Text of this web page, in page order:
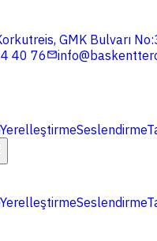
GMK Bulvarı
40 76mail
YerelleştirmeSeslendirme
YerelleştirmeSeslendirme